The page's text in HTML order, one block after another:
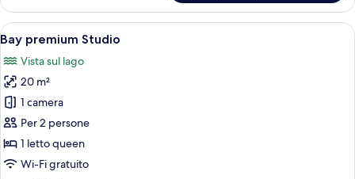
Standard
Studio
Apri
tutte
le
foto
per
Bay
premium
Studio
Camera da letto moderna con un
5
Bay premium Studio
Vista sul lago
20 m²
1 camera
Per 2 persone
1 letto queen
Wi-Fi gratuito